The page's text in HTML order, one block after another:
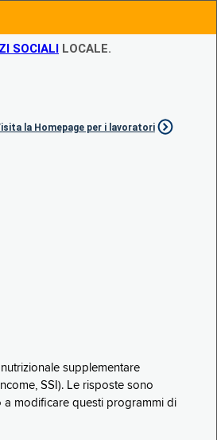
SOCIALI LOCALE.
la Homepage per i lavoratori
supplementare
SSI). Le risposte sono
a modificare questi programmi di